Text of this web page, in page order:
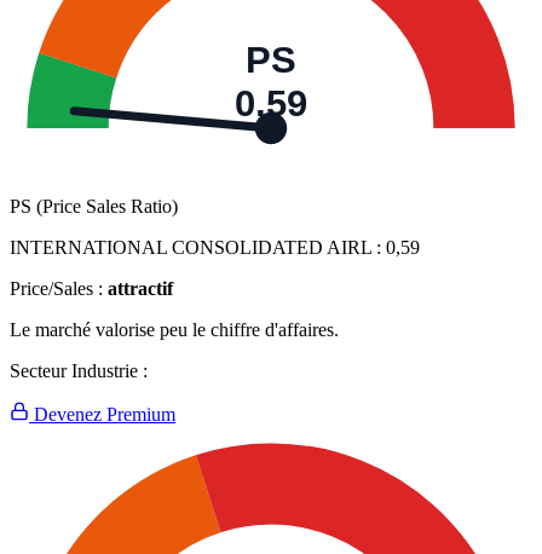
PS
0,59
PS (Price Sales Ratio)
INTERNATIONAL CONSOLIDATED AIRL : 0,59
Price/Sales : attractif
Le marché valorise peu le chiffre d'affaires.
Secteur Industrie :
Devenez Premium